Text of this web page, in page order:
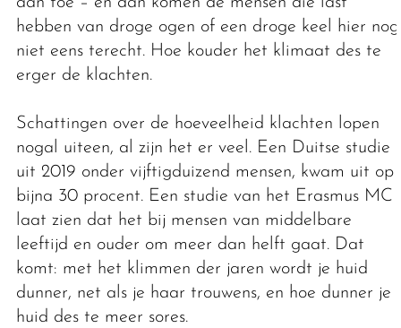
hebben van droge ogen of een droge keel hier nog
niet eens terecht. Hoe kouder het klimaat des te
erger de klachten.
Schattingen over de hoeveelheid klachten lopen
nogal uiteen, al zijn het er veel. Een Duitse studie
uit 2019 onder vijftigduizend mensen, kwam uit op
bijna 30 procent. Een studie van het Erasmus MC
laat zien dat het bij mensen van middelbare
leeftijd en ouder om meer dan helft gaat. Dat
komt: met het klimmen der jaren wordt je huid
dunner, net als je haar trouwens, en hoe dunner je
huid des te meer sores.